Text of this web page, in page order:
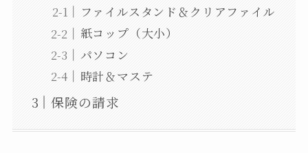
ファイルスタンド＆クリアファイル
紙コップ（大小）
パソコン
時計＆マステ
保険の請求